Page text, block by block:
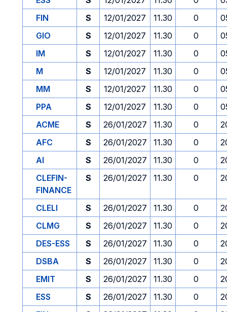
FIN
S 12/01/2027 11.30 0
GIO
S 12/01/2027 11.30 0
IM
S 12/01/2027 11.30 0
M
S 12/01/2027 11.30 0
MM
S 12/01/2027 11.30 0
PPA
S 12/01/2027 11.30 0
ACME
S 26/01/2027 11.30 0
AFC
S 26/01/2027 11.30 0
AI
S 26/01/2027 11.30 0
CLEFIN-
FINANCE
S 26/01/2027 11.30 0
CLELI S 26/01/2027 11.30 0
CLMG
S 26/01/2027 11.30 0
DES-ESS
S 26/01/2027 11.30 0
DSBA
S 26/01/2027 11.30 0
EMIT
S 26/01/2027 11.30 0
ESS
S 26/01/2027 11.30 0